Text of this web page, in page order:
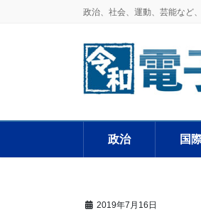
政治、社会、運動、芸能など
政治 国
2019年7月16日